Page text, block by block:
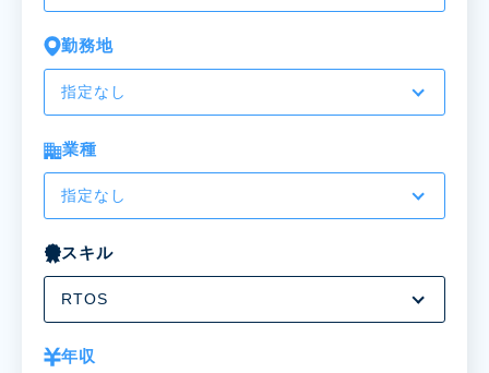
勤務地
指定なし
業種
指定なし
スキル
RTOS
年収